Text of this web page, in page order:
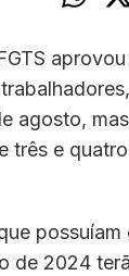
agosto,
três e
de 2024